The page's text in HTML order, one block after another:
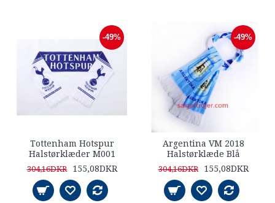
-49%
Tottenham Hotspur
Halstørklæder M001
304,16DKR 155,08DKR
-49%
Argentina VM 2018
Halstørklæde Blå
304,16DKR 155,08DKR